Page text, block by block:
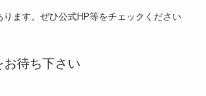
ます。ぜひ公式HP等をチェックください
待ち下さい